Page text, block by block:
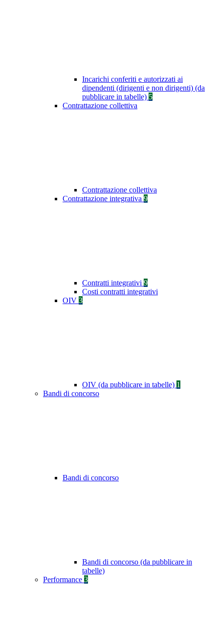
Incarichi conferiti e autorizzati ai
dipendenti (dirigenti e non dirigenti) (da
pubblicare in tabelle) 5
Contrattazione collettiva
Contrattazione collettiva
Contrattazione integrativa 9
Contratti integrativi 9
Costi contratti integrativi
OIV 3
OIV (da pubblicare in tabelle) 1
Bandi di concorso
Bandi di concorso
Bandi di concorso (da pubblicare in
tabelle)
Performance 3